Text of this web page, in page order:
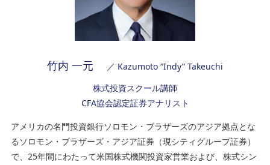
竹内 一元
／ Kazumoto “Indy” Takeuchi
株式投資スクール講師
CFA協会認定証券アナリスト
アメリカの名門投資銀行ソロモン・ブラザーズのアジア拠点とな
るソロモン・ブラザーズ・アジア証券（現シティグループ証券）
で、25年間にわたって米国株式機関投資家営業および、株式シン